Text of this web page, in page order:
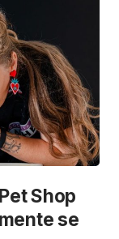
Shop
se